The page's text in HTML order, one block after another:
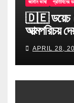
জার্মান ভাষা প্রতিদিনের
🇩🇪 ডয়েচ
APRIL 28,